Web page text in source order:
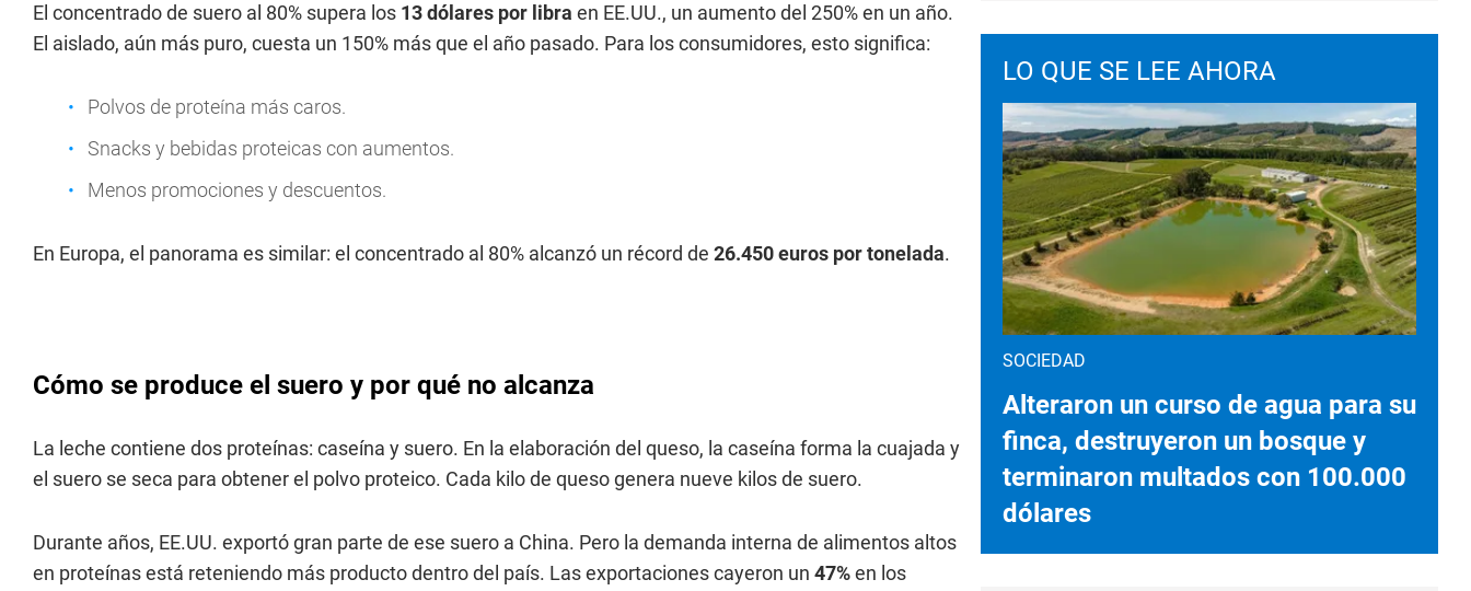
El concentrado de suero al 80% supera los 13 dólares por libra en EE.UU., un aumento del 250% en un año.
El aislado, aún más puro, cuesta un 150% más que el año pasado. Para los consumidores, esto significa:
Polvos de proteína más caros.
Snacks y bebidas proteicas con aumentos.
Menos promociones y descuentos.
En Europa, el panorama es similar: el concentrado al 80% alcanzó un récord de 26.450 euros por tonelada.
Cómo se produce el suero y por qué no alcanza
La leche contiene dos proteínas: caseína y suero. En la elaboración del queso, la caseína forma la cuajada y
el suero se seca para obtener el polvo proteico. Cada kilo de queso genera nueve kilos de suero.
Durante años, EE.UU. exportó gran parte de ese suero a China. Pero la demanda interna de alimentos altos
en proteínas está reteniendo más producto dentro del país. Las exportaciones cayeron un 47%en los
LO QUE SE LEE AHORA
SOCIEDAD
Alteraron un curso de agua para su
finca, destruyeron un bosque y
terminaron multados con 100.000
dólares